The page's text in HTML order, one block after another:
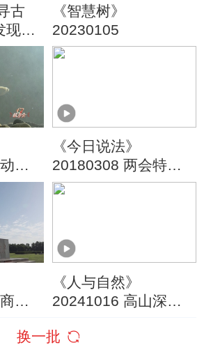
古
现秦
《智慧树》
20230105
物
《今日说法》
20180308 两会特别
节目——公平正义在
王
《人与自然》
20241016 高山深处
换一批